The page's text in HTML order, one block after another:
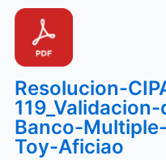
Resolucion-
Banco-
Toy-Aficiao